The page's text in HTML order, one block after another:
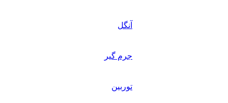
آنگل
جرم گیر
توربین